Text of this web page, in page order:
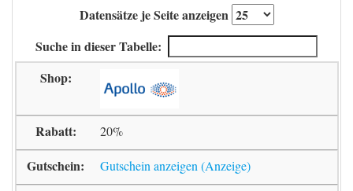
Datensätze je Seite anzeigen
Suche in dieser Tabelle:
20%
Gutschein anzeigen